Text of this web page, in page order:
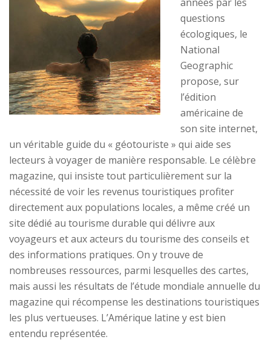
questions
écologiques, le
National
Geographic
propose, sur
l’édition
américaine de
son site internet,
un véritable guide du « géotouriste » qui aide ses
lecteurs à voyager de manière responsable. Le célèbre
magazine, qui insiste tout particulièrement sur la
nécessité de voir les revenus touristiques profiter
directement aux populations locales, a même créé un
site dédié au tourisme durable qui délivre aux
voyageurs et aux acteurs du tourisme des conseils et
des informations pratiques. On y trouve de
nombreuses ressources, parmi lesquelles des cartes,
mais aussi les résultats de l’étude mondiale annuelle du
magazine qui récompense les destinations touristiques
les plus vertueuses. L’Amérique latine y est bien
entendu représentée.